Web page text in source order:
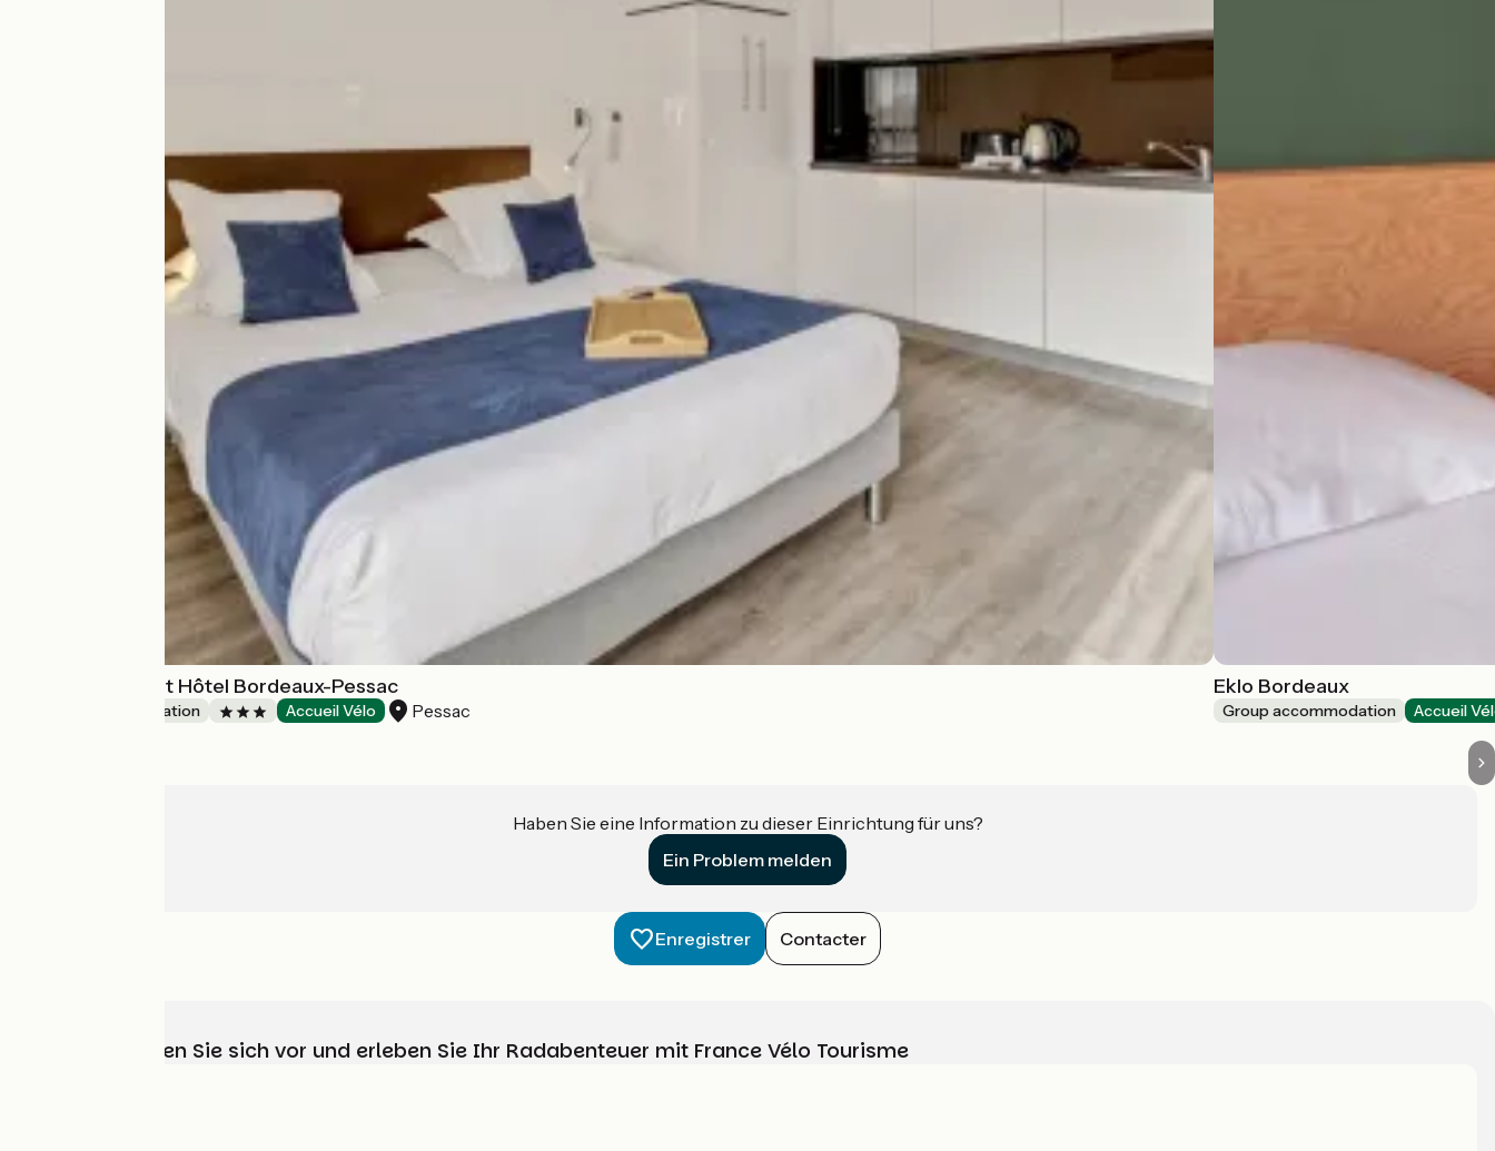
All Suites Appart Hôtel Bordeaux-Pessac
Group accommodation Accueil Vélo Pessac
Eklo Bordeaux
Group accommodation Accueil
Haben Sie eine Information zu dieser Einrichtung für uns?
Ein Problem melden
Enregistrer Contacter
Wählen, bereiten Sie sich vor und erleben Sie Ihr Radabenteuer mit France Vélo Tourisme